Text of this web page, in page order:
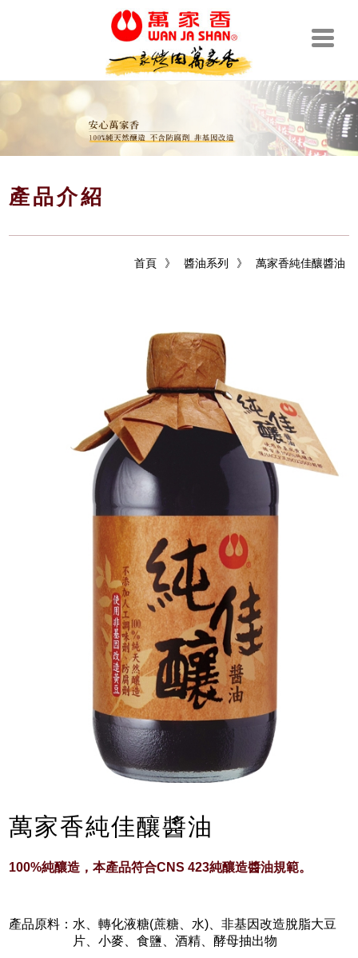
產品介紹
萬家香純佳釀醬油
》
醬油系列
》
首頁
萬家香純佳釀醬油
100%純釀造，本產品符合CNS 423純釀造醬油規範。
產品原料：水、轉化液糖(蔗糖、水)、非基因改造脫脂大豆
片、小麥、食鹽、酒精、酵母抽出物